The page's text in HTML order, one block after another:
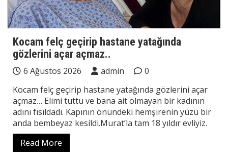
Kocam felç geçirip hastane yatağında
gözlerini açar açmaz..
6 Ağustos 2026 admin
0
Kocam felç geçirip hastane yatağında gözlerini açar
açmaz… Elimi tuttu ve bana ait olmayan bir kadının
adını fısıldadı. Kapının önündeki hemşirenin yüzü bir
anda bembeyaz kesildi.Murat’la tam 18 yıldır evliyiz.
Read More